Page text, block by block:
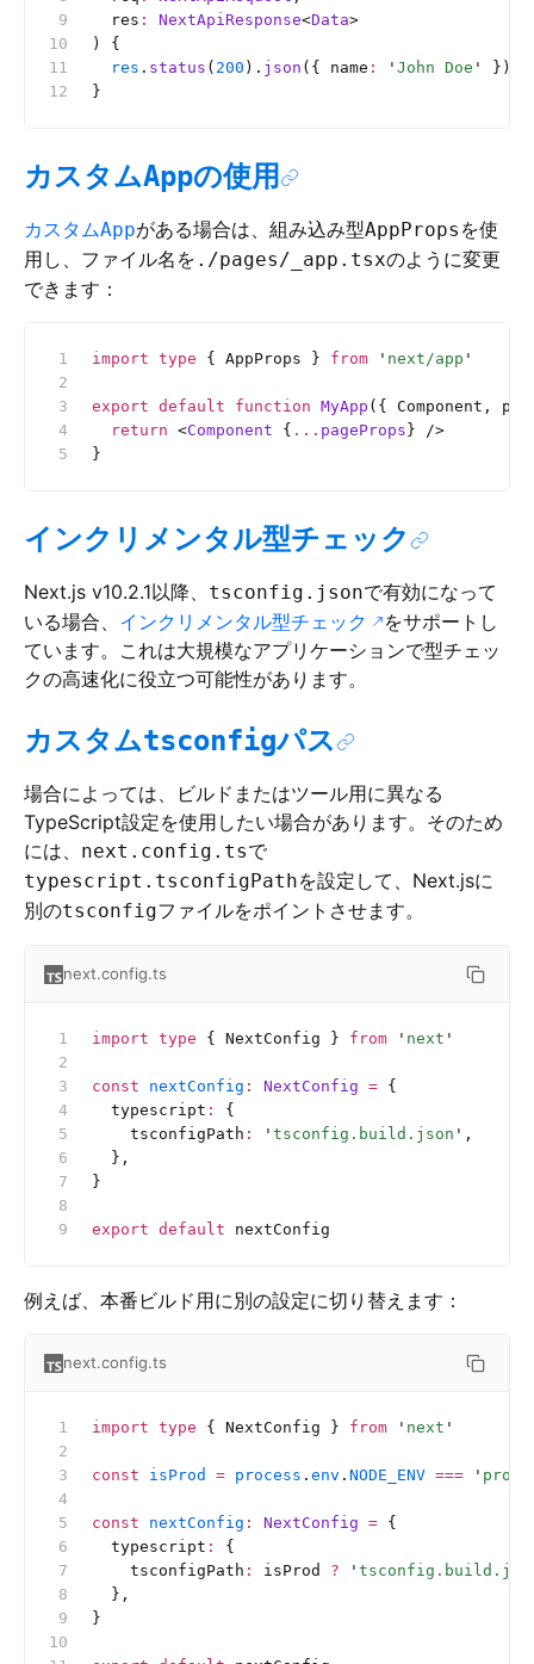
  res
: NextApiResponse<Data>
) {
  res
. status ( 200 ). json ({ name : ' John Doe '
})
}
カスタムAppの使用
カスタムAppがある場合は、組み込み型AppProps を使
用し、ファイル名を ./pages/_app.tsxのように変更
できます：
import type { AppProps } from ' next/app '
export default function MyApp ({ Component,
  return
<Component { ... pageProps } />
}
インクリメンタル型チェック
Next.js v10.2.1以降、 tsconfig.jsonで有効になって
いる場合、 インクリメンタル型チェック
をサポートし
ています。これは大規模なアプリケーションで型チェッ
クの高速化に役立つ可能性があります。
カスタムtsconfigパス
場合によっては、ビルドまたはツール用に異なる
TypeScript設定を使用したい場合があります。そのため
には、 next.config.tsで
typescript.tsconfigPathを設定して、Next.jsに
別のtsconfigファイルをポイントさせます。
next.config.ts
import type { NextConfig } from ' next '
const nextConfig : NextConfig = {
  typescript
:
{
    tsconfigPath
: ' tsconfig.build.json ' ,
  },
}
export default nextConfig
例えば、本番ビルド用に別の設定に切り替えます：
next.config.ts
import type { NextConfig } from ' next '
const isProd = process . env . NODE_ENV === '
const nextConfig : NextConfig = {
  typescript
:
{
    tsconfigPath
: isProd ? '
  },
}